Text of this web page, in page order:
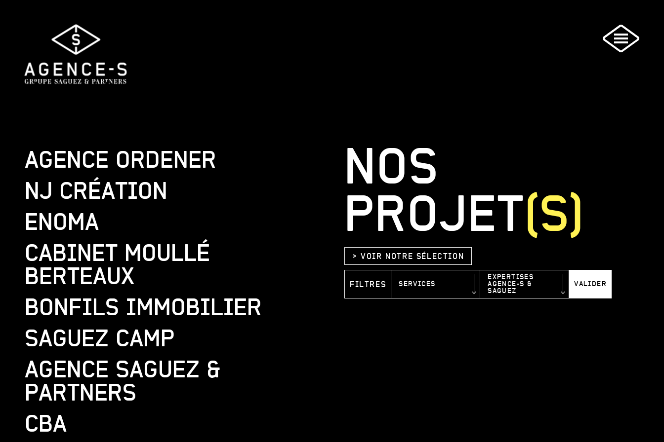
S,
Groupe
NOS
PROJET(S)
VOIR NOTRE SÉLECTION
FILTRES SERVICES
EXPERTISES
AGENCE-S &
SAGUEZ
VALIDER
AGENCE ORDENER
NJ CRÉATION
ENOMA
CABINET MOULLÉ
BERTEAUX
BONFILS IMMOBILIER
SAGUEZ CAMP
AGENCE SAGUEZ &
PARTNERS
CBA